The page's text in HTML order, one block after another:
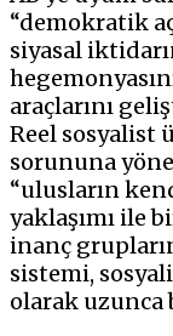
“demokratik
siyasal
araçlarını
Reel
sorununa
“ulusların
yaklaşımı ile
inanç
sistemi,
olarak uzunca